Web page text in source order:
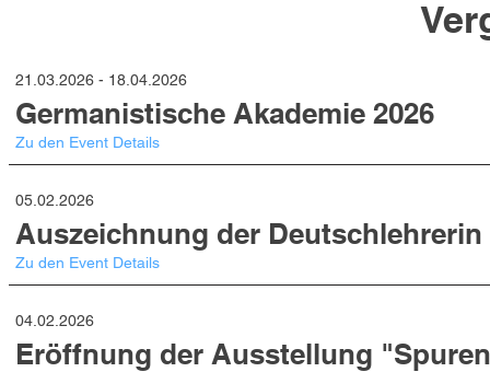
21.03.2026 - 18.04.2026
Germanistische Akademie 2026
Zu den Event Details
05.02.2026
Auszeichnung der Deutschlehrerin
Zu den Event Details
04.02.2026
Eröffnung der Ausstellung